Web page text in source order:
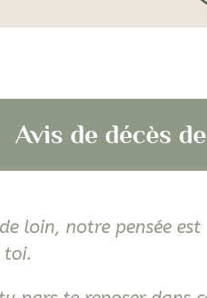
Avis de décès
loin, notre pensée est
toi.